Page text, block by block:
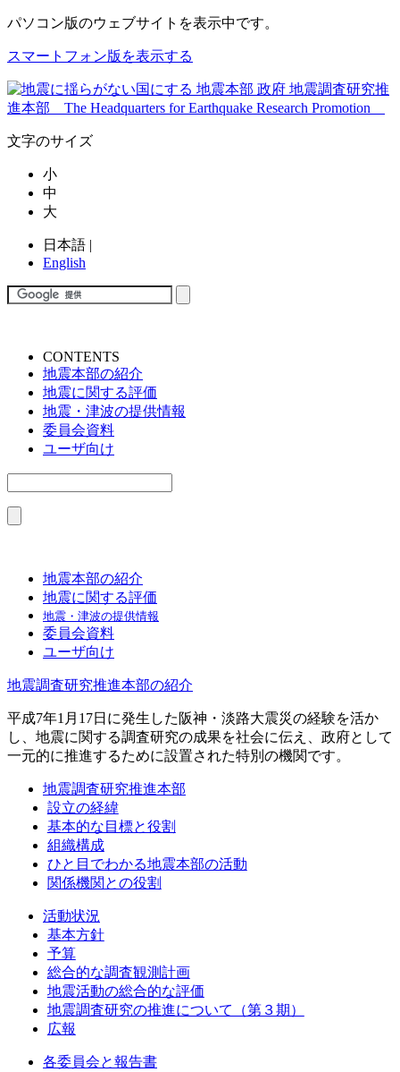
パソコン版のウェブサイトを表示中です。
スマートフォン版を表示する
文字のサイズ
小
中
大
日本語 |
English
CONTENTS
地震本部の紹介
地震に関する評価
地震・津波の提供情報
委員会資料
ユーザ向け
地震本部の紹介
地震に関する評価
地震・津波の提供情報
委員会資料
ユーザ向け
地震調査研究推進本部の紹介
平成7年1月17日に発生した阪神・淡路大震災の経験を活か
し、地震に関する調査研究の成果を社会に伝え、政府として
一元的に推進するために設置された特別の機関です。
地震調査研究推進本部
設立の経緯
基本的な目標と役割
組織構成
ひと目でわかる地震本部の活動
関係機関との役割
活動状況
基本方針
予算
総合的な調査観測計画
地震活動の総合的な評価
地震調査研究の推進について（第３期）
広報
各委員会と報告書